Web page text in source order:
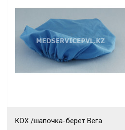
КОХ /шапочка-берет Вега